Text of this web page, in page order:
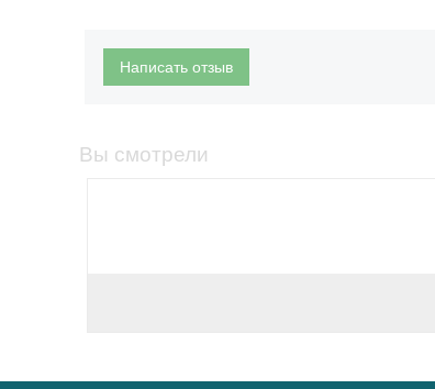
Написать отзыв
Вы смотрели